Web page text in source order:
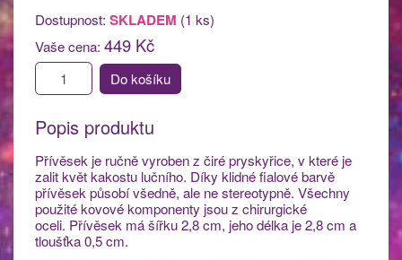
Dostupnost: SKLADEM (1 ks)
Vaše cena: 449 Kč
Do košíku
Popis produktu
Přívěsek je ručně vyroben z čiré pryskyřice, v které je
zalit květ kakostu lučního. Díky klidné fialové barvě
přívěsek působí všedně, ale ne stereotypně. Všechny
použité kovové komponenty jsou z chirurgické
oceli. Přívěsek má šířku 2,8 cm, jeho délka je 2,8 cm a
tloušťka 0,5 cm.